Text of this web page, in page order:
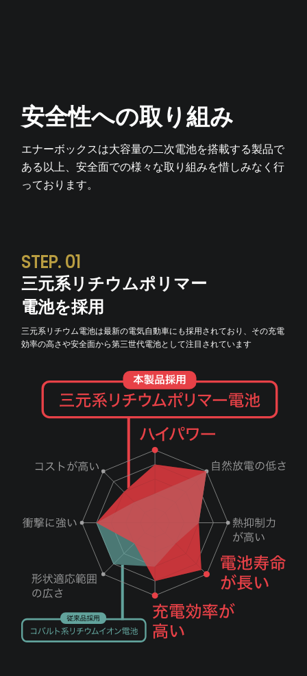
安全性への取り組み
エナーボックスは大容量の二次電池を搭載する製品で
ある以上、安全面での様々な取り組みを惜しみなく行
っております。
STEP. 01
三元系リチウムポリマー
電池を採用
三元系リチウム電池は最新の電気自動車にも採用されており、その充電
効率の高さや安全面から第三世代電池として注目されています